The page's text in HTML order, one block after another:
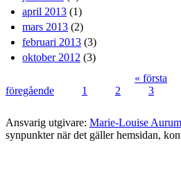
april 2013 (1)
mars 2013 (2)
februari 2013 (3)
oktober 2012 (3)
Sidor
« första
föregående
1 2 3
Ansvarig utgivare: Marie-Louise
synpunkter när det gäller hemsidan,